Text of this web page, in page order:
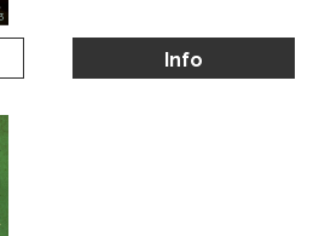
Info